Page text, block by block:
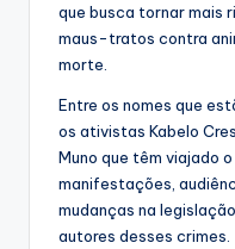
que busca tornar mais
maus-tratos contra
morte.
Entre os nomes que
os ativistas Kabelo
Muno que têm viajado
manifestações,
mudanças na
autores desses crimes.